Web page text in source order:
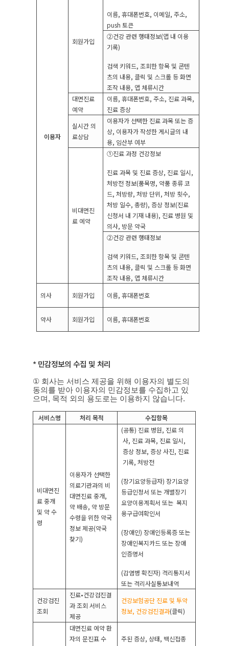
이용자
회원가입
이름, 휴대폰번호, 이메일, 주소,
push 토큰
②건강 관련 행태정보(앱 내 이용
기록)
검색 키워드, 조회한 항목 및 콘텐
츠의 내용, 클릭 및 스크롤 등 화면
조작 내용, 앱 체류시간
대면진료
예약
이름, 휴대폰번호, 주소, 진료 과목,
진료 증상
실시간 의
료상담
이용자가 선택한 진료 과목 또는 증
상, 이용자가 작성한 게시글의 내
용, 임산부 여부
비대면진
료 예약
①진료 과정 건강정보
진료 과목 및 진료 증상, 진료 일시,
처방전 정보(품목명, 약품 종류 코
드, 처방량, 처방 단위, 처방 횟수,
처방 일수, 총량), 증상 정보(진료
신청서 내 기재 내용), 진료 병원 및
의사, 방문 약국
②건강 관련 행태정보
검색 키워드, 조회한 항목 및 콘텐
츠의 내용, 클릭 및 스크롤 등 화면
조작 내용, 앱 체류시간
의사
회원가입 이름, 휴대폰번호
약사 회원가입 이름, 휴대폰번호
*민감정보의 수집 및 처리
① 회사는 서비스 제공을 위해 이용자의 별도의
동의를 받아 이용자의 민감정보를 수집하고 있
으며 , 목적 외의 용도로는 이용하지 않습니다.
서비스명 처리 목적 수집항목
비대면진
료 중개
및 약 수
령
이용자가 선택한
의료기관과의 비
대면진료 중개,
약 배송, 약 방문
수령을 위한 약국
정보 제공(약국
찾기)
(공통) 진료 병원, 진료 의
사, 진료 과목, 진료 일시,
증상 정보, 증상 사진, 진료
기록, 처방전
(장기요양등급자) 장기요양
등급인정서 또는 개별장기
요양이용계획서 또는 복지
용구급여확인서
(장애인) 장애인등록증 또는
장애인복지카드 또는 장애
인증명서
(감염병 확진자) 격리통지서
또는 격리사실통보내역
건강검진
조회
진료•건강검진결
과 조회 서비스
제공
건강보험공단 진료 및 투약
정보, 건강검진결과(클릭)
대면진료 예약 환
자의 문진표 수
주된 증상,상태, 백신접종